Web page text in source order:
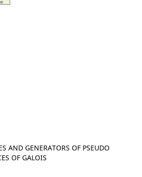
AND GENERATORS OF PSEUDO
OF GALOIS